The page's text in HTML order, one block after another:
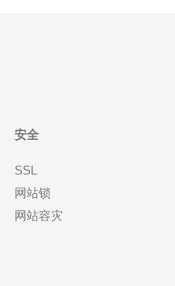
安全
SSL
网站锁
网站容灾